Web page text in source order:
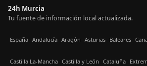
24h Murcia
Tu fuente de información local actualizada.
España Andalucía Aragón Asturias Baleares
Castilla La-Mancha Castilla y León Cataluña